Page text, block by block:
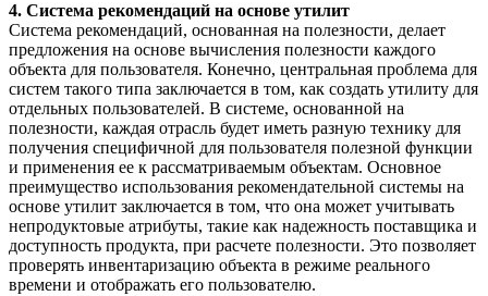
4. Система рекомендаций на основе утилит
Система рекомендаций, основанная на полезности, делает
предложения на основе вычисления полезности каждого
объекта для пользователя. Конечно, центральная проблема для
систем такого типа заключается в том, как создать утилиту для
отдельных пользователей. В системе, основанной на
полезности, каждая отрасль будет иметь разную технику для
получения специфичной для пользователя полезной функции
и применения ее к рассматриваемым объектам. Основное
преимущество использования рекомендательной системы на
основе утилит заключается в том, что она может учитывать
непродуктовые атрибуты, такие как надежность поставщика и
доступность продукта, при расчете полезности. Это позволяет
проверять инвентаризацию объекта в режиме реального
времени и отображать его пользователю.